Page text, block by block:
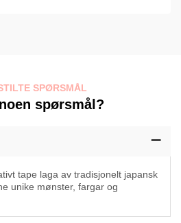
SPØRSMÅL
spørsmål?
tape laga av tradisjonelt japansk
unike mønster, fargar og